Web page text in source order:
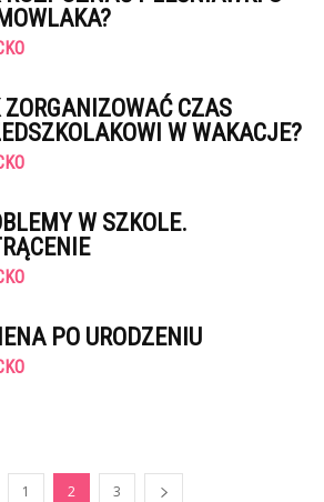
CZAS
W WAKACJE?
W SZKOLE.
PO URODZENIU
1 2 3